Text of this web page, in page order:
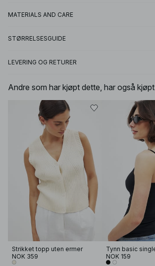
MATERIALS AND CARE
STØRRELSESGUIDE
LEVERING OG RETURER
Andre som har kjøpt dette, har også kjøpt
Strikket topp uten ermer
NOK 359
NOK 159